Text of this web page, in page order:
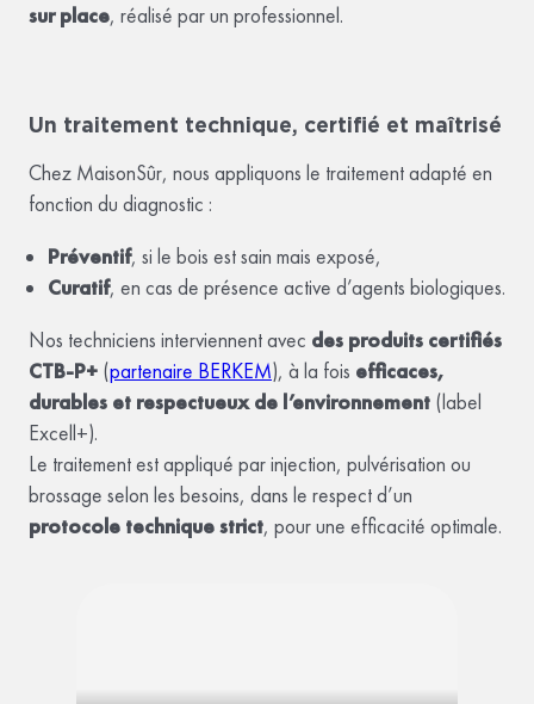
sur place, réalisé par un professionnel.
Un traitement technique, certifié et maîtrisé
Chez MaisonSûr, nous appliquons le traitement adapté en
fonction du diagnostic :
Préventif, si le bois est sain mais exposé,
Curatif, en cas de présence active d’agents biologiques.
Nos techniciens interviennent avec des produits certifiés
CTB-P+ (partenaire BERKEM), à la fois efficaces,
durables et respectueux de l’environnement (label
Excell+).
Le traitement est appliqué par injection, pulvérisation ou
brossage selon les besoins, dans le respect d’un
protocole technique strict, pour une efficacité optimale.